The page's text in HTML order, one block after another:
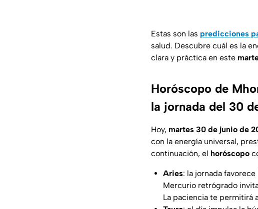
Estas son las predicciones
salud. Descubre cuál es la
clara y práctica en este
Horóscopo de
la jornada del 30
Hoy, martes 30 de junio de
con la energía universal,
continuación, el horóscopo
Aries: la jornada
Mercurio retrógrado
La paciencia te permitirá